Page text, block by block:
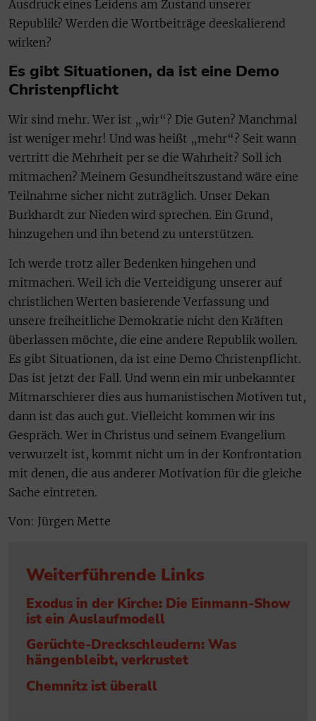
Ausdruck eines Leidens am Zustand unserer
Republik? Werden die Wortbeiträge deeskalierend
wirken?
Es gibt Situationen, da ist eine Demo
Christenpflicht
Wir sind mehr. Wer ist „wir“? Die Guten? Manchmal
ist weniger mehr! Und was heißt „mehr“? Seit wann
vertritt die Mehrheit per se die Wahrheit? Soll ich
mitmachen? Meinem Gesundheitszustand wäre eine
Teilnahme sicher nicht zuträglich. Unser Dekan
Burkhardt zur Nieden wird sprechen. Ein Grund,
hinzugehen und ihn betend zu unterstützen.
Ich werde trotz aller Bedenken hingehen und
mitmachen. Weil ich die Verteidigung unserer auf
christlichen Werten basierende Verfassung und
unsere freiheitliche Demokratie nicht den Kräften
überlassen möchte, die eine andere Republik wollen.
Es gibt Situationen, da ist eine Demo Christenpflicht.
Das ist jetzt der Fall. Und wenn ein mir unbekannter
Mitmarschierer dies aus humanistischen Motiven tut,
dann ist das auch gut. Vielleicht kommen wir ins
Gespräch. Wer in Christus und seinem Evangelium
verwurzelt ist, kommt nicht um in der Konfrontation
mit denen, die aus anderer Motivation für die gleiche
Sache eintreten.
Von: Jürgen Mette
Weiterführende Links
Exodus in der Kirche: Die Einmann-Show
ist ein Auslaufmodell
Gerüchte-Dreckschleudern: Was
hängenbleibt, verkrustet
Chemnitz ist überall